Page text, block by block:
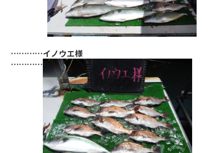
…………イノウエ様
…………